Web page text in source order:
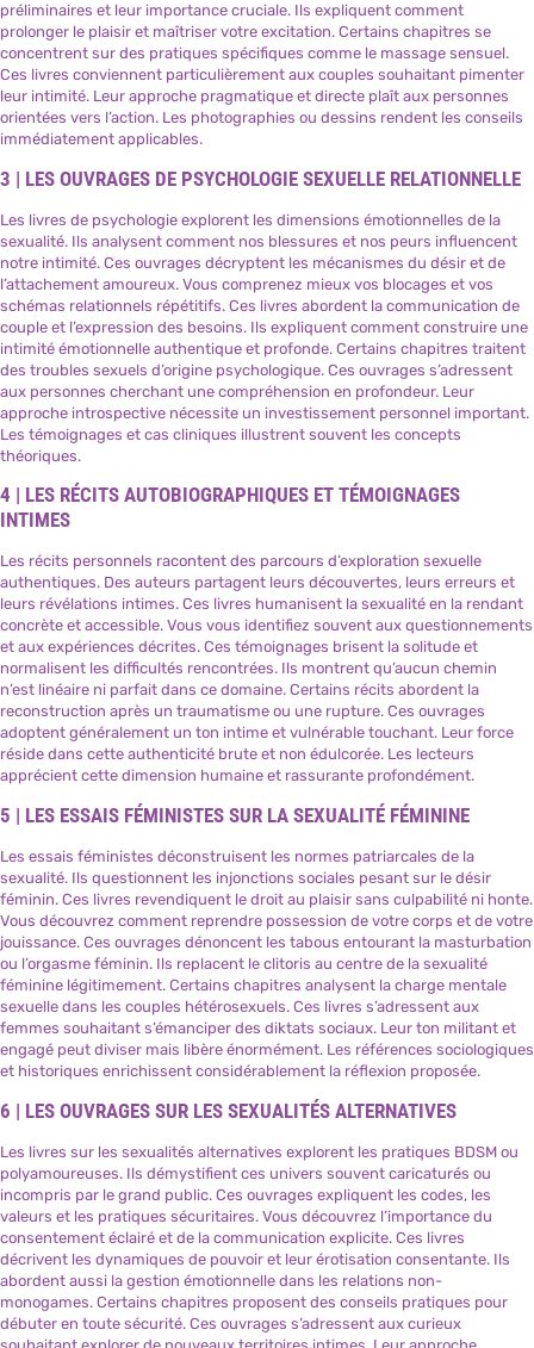
préliminaires et leur importance cruciale. Ils expliquent comment
prolonger le plaisir et maîtriser votre excitation. Certains chapitres se
concentrent sur des pratiques spécifiques comme le massage sensuel.
Ces livres conviennent particulièrement aux couples souhaitant pimenter
leur intimité. Leur approche pragmatique et directe plaît aux personnes
orientées vers l’action. Les photographies ou dessins rendent les conseils
immédiatement applicables.
3 | LES OUVRAGES DE PSYCHOLOGIE SEXUELLE RELATIONNELLE
Les livres de psychologie explorent les dimensions émotionnelles de la
sexualité. Ils analysent comment nos blessures et nos peurs influencent
notre intimité. Ces ouvrages décryptent les mécanismes du désir et de
l’attachement amoureux. Vous comprenez mieux vos blocages et vos
schémas relationnels répétitifs. Ces livres abordent la communication de
couple et l’expression des besoins. Ils expliquent comment construire une
intimité émotionnelle authentique et profonde. Certains chapitres traitent
des troubles sexuels d’origine psychologique. Ces ouvrages s’adressent
aux personnes cherchant une compréhension en profondeur. Leur
approche introspective nécessite un investissement personnel important.
Les témoignages et cas cliniques illustrent souvent les concepts
théoriques.
4 | LES RÉCITS AUTOBIOGRAPHIQUES ET TÉMOIGNAGES
INTIMES
Les récits personnels racontent des parcours d’exploration sexuelle
authentiques. Des auteurs partagent leurs découvertes, leurs erreurs et
leurs révélations intimes. Ces livres humanisent la sexualité en la rendant
concrète et accessible. Vous vous identifiez souvent aux questionnements
et aux expériences décrites. Ces témoignages brisent la solitude et
normalisent les difficultés rencontrées. Ils montrent qu’aucun chemin
n’est linéaire ni parfait dans ce domaine. Certains récits abordent la
reconstruction après un traumatisme ou une rupture. Ces ouvrages
adoptent généralement un ton intime et vulnérable touchant. Leur force
réside dans cette authenticité brute et non édulcorée. Les lecteurs
apprécient cette dimension humaine et rassurante profondément.
5 | LES ESSAIS FÉMINISTES SUR LA SEXUALITÉ FÉMININE
Les essais féministes déconstruisent les normes patriarcales de la
sexualité. Ils questionnent les injonctions sociales pesant sur le désir
féminin. Ces livres revendiquent le droit au plaisir sans culpabilité ni honte.
Vous découvrez comment reprendre possession de votre corps et de votre
jouissance. Ces ouvrages dénoncent les tabous entourant la masturbation
ou l’orgasme féminin. Ils replacent le clitoris au centre de la sexualité
féminine légitimement. Certains chapitres analysent la charge mentale
sexuelle dans les couples hétérosexuels. Ces livres s’adressent aux
femmes souhaitant s’émanciper des diktats sociaux. Leur ton militant et
engagé peut diviser mais libère énormément. Les références sociologiques
et historiques enrichissent considérablement la réflexion proposée.
6 | LES OUVRAGES SUR LES SEXUALITÉS ALTERNATIVES
Les livres sur les sexualités alternatives explorent les pratiques BDSM ou
polyamoureuses. Ils démystifient ces univers souvent caricaturés ou
incompris par le grand public. Ces ouvrages expliquent les codes, les
valeurs et les pratiques sécuritaires. Vous découvrez l’importance du
consentement éclairé et de la communication explicite. Ces livres
décrivent les dynamiques de pouvoir et leur érotisation consentante. Ils
abordent aussi la gestion émotionnelle dans les relations non-
monogames. Certains chapitres proposent des conseils pratiques pour
débuter en toute sécurité. Ces ouvrages s’adressent aux curieux